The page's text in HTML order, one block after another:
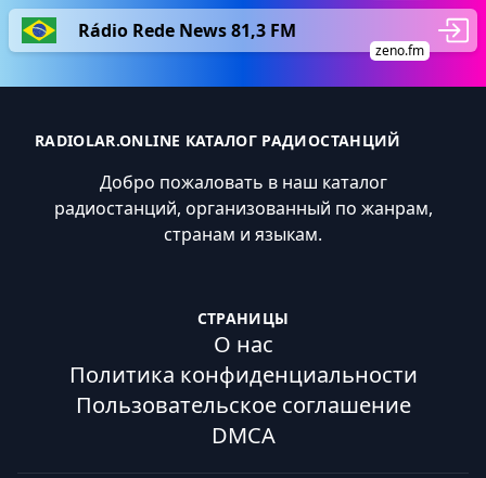
Rádio Rede News 81,3 FM
zeno.fm
RADIOLAR.ONLINE КАТАЛОГ РАДИОСТАНЦИЙ
Добро пожаловать в наш каталог
радиостанций, организованный по жанрам,
странам и языкам.
СТРАНИЦЫ
О нас
Политика конфиденциальности
Пользовательское соглашение
DMCA